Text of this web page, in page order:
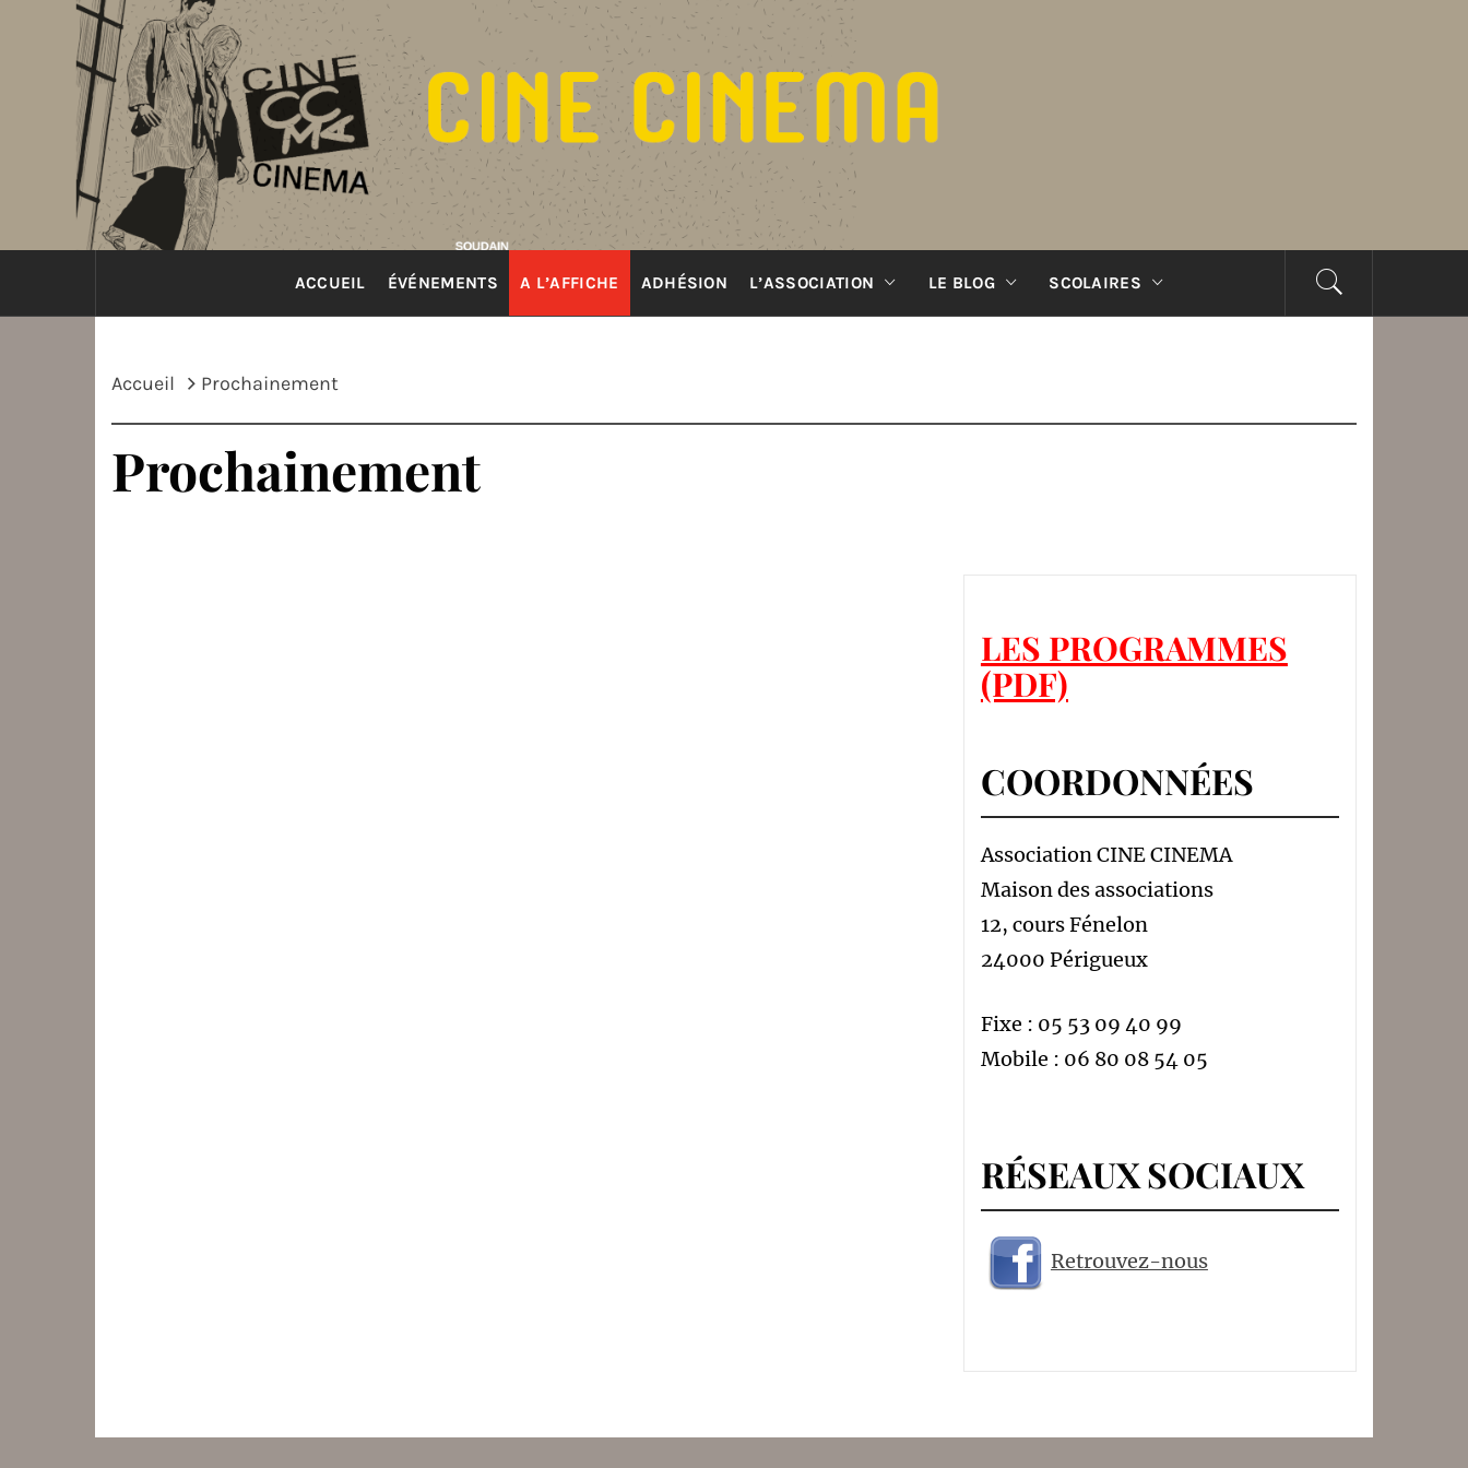
ACCUEIL ÉVÉNEMENTS A L’AFFICHE ADHÉSION L’ASSOCIATION LE BLOG SCOLAIRES
Accueil Prochainement
Prochainement
LES PROGRAMMES
(PDF)
COORDONNÉES
Association CINE CINEMA
Maison des associations
12, cours Fénelon
24000 Périgueux
Fixe : 05 53 09 40 99
Mobile : 06 80 08 54 05
RÉSEAUX SOCIAUX
Retrouvez-nous